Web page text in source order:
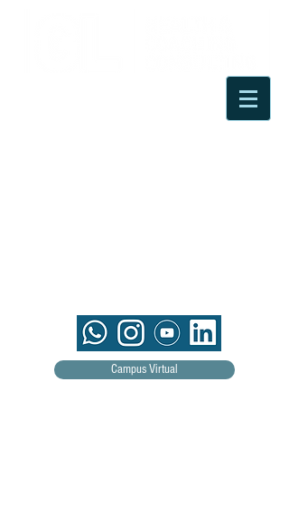
Campus Virtual